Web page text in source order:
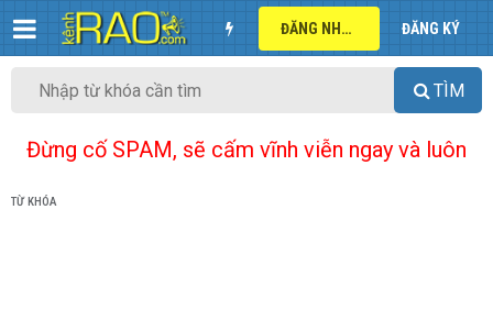
ĐĂNG NHẬP ĐĂNG KÝ
TÌM
Đừng cố SPAM, sẽ cấm vĩnh viễn ngay và luôn
TỪ KHÓA